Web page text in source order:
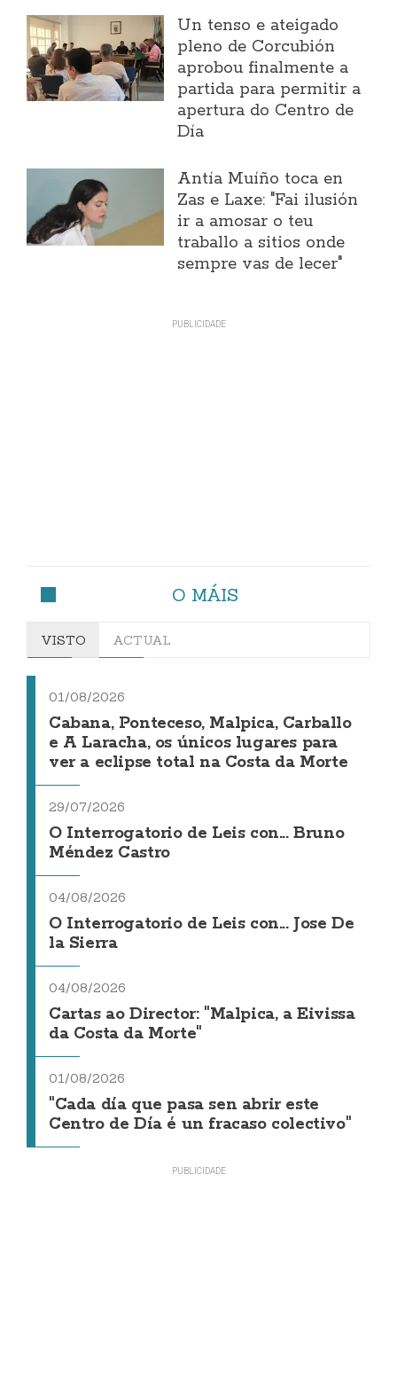
Un tenso e ateigado
pleno de Corcubión
aprobou finalmente a
partida para permitir a
apertura do Centro de
Día
Antía Muíño toca en
Zas e Laxe: "Fai ilusión
ir a amosar o teu
traballo a sitios onde
sempre vas de lecer"
O MÁIS
VISTO ACTUAL
01/08/2026
Cabana, Ponteceso, Malpica, Carballo
e A Laracha, os únicos lugares para
ver a eclipse total na Costa da Morte
29/07/2026
O Interrogatorio de Leis con... Bruno
Méndez Castro
04/08/2026
O Interrogatorio de Leis con... Jose De
la Sierra
04/08/2026
Cartas ao Director: "Malpica, a Eivissa
da Costa da Morte"
01/08/2026
"Cada día que pasa sen abrir este
Centro de Día é un fracaso colectivo"